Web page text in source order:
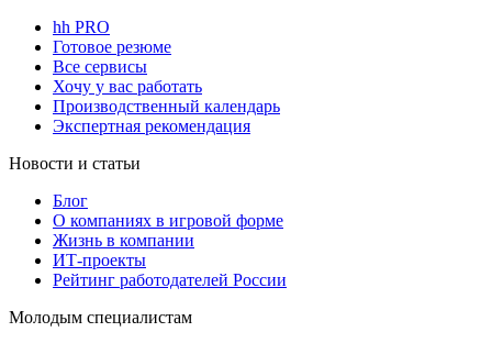
hh PRO
Готовое резюме
Все сервисы
Хочу у вас работать
Производственный календарь
Экспертная рекомендация
Новости и статьи
Блог
О компаниях в игровой форме
Жизнь в компании
ИТ-проекты
Рейтинг работодателей России
Молодым специалистам